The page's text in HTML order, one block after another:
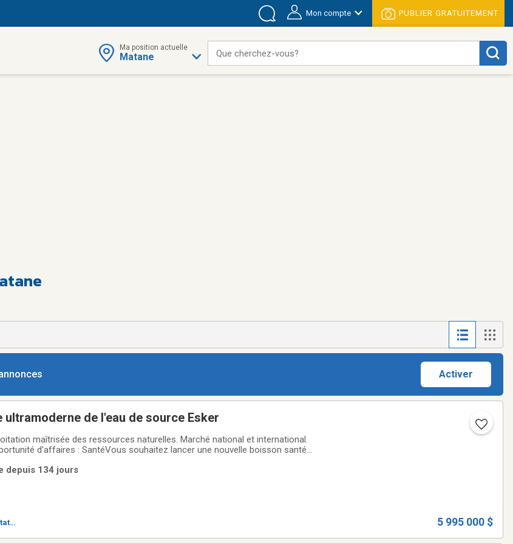
Mon compte PUBLIER GRATUITEMENT
Ma position actuelle
Matane Que cherchez-vous?
Activer
ultramoderne de l'eau de source Esker
maîtrisée des ressources naturelles. Marché national et international.
d'affaires : SantéVous souhaitez lancer une nouvelle boisson santé
depuis 134 jours
5 995 000 $